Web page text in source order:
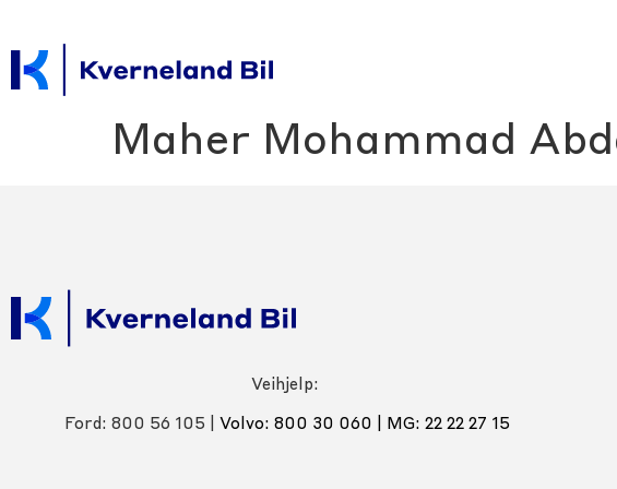
Maher Mohammad
Veihjelp:
Ford: 800 56 105 | Volvo: 800 30 060 MG: 22 22 27 15